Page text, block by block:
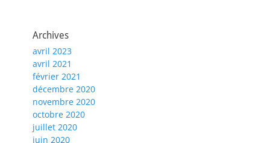
Archives
avril 2023
avril 2021
février 2021
décembre 2020
novembre 2020
octobre 2020
juillet 2020
juin 2020